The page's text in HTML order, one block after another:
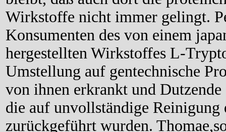
Wirkstoffe nicht immer gelingt.
Konsumenten des von einem
hergestellten Wirkstoffes L-
Umstellung auf gentechnische
von ihnen erkrankt und
die auf unvollständige Reinigung
zurückgeführt wurden.